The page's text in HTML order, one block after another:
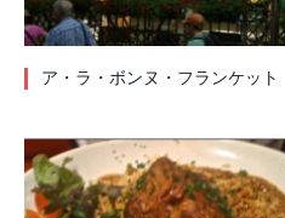
ア・ラ・ボンヌ・フランケ